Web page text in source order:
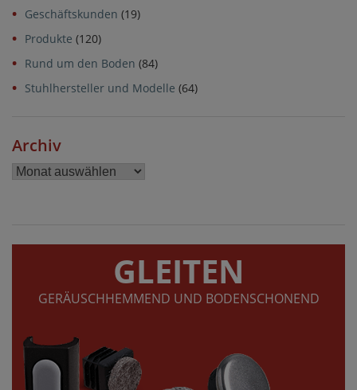
Geschäftskunden (19)
Produkte (120)
Rund um den Boden (84)
Stuhlhersteller und Modelle (64)
Archiv
Archiv
GLEITEN
GERÄUSCHHEMMEND UND BODENSCHONEND